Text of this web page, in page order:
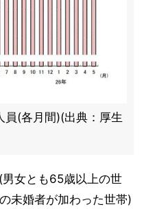
員(各月間)(出典：厚生
女とも65歳以上の世
未婚者が加わった世帯)